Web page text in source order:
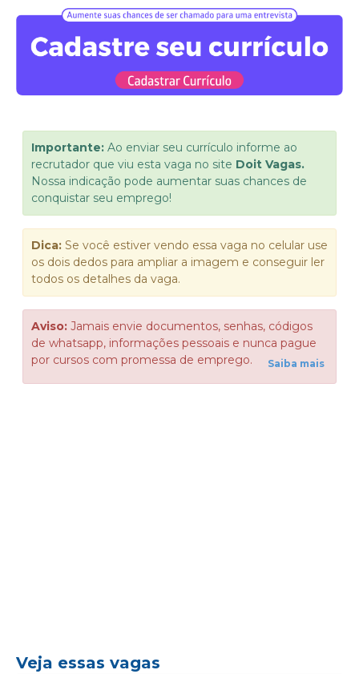
Importante: Ao enviar seu currículo informe ao
recrutador que viu esta vaga no site Doit Vagas.
Nossa indicação pode aumentar suas chances de
conquistar seu emprego!
Dica: Se você estiver vendo essa vaga no celular use
os dois dedos para ampliar a imagem e conseguir ler
todos os detalhes da vaga.
Aviso: Jamais envie documentos, senhas, códigos
de whatsapp, informações pessoais e nunca pague
por cursos com promessa de emprego.
Saiba mais
Veja essas vagas